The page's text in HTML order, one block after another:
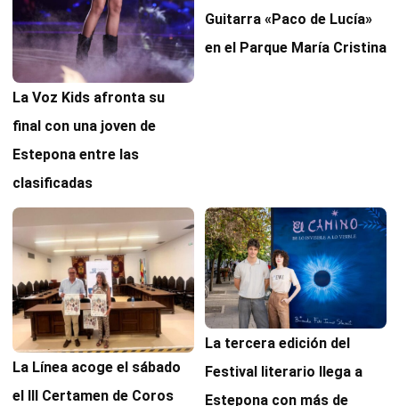
La Voz Kids afronta su
final con una joven de
Estepona entre las
clasificadas
Guitarra «Paco de Lucía»
en el Parque María Cristina
La Línea acoge el sábado
el III Certamen de Coros
La tercera edición del
Festival literario llega a
Estepona con más de